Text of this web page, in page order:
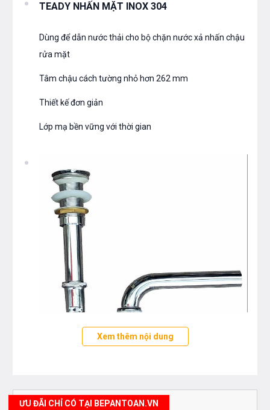
TEADY NHẤN MẶT INOX 304
Dùng để dẫn nước thải cho bộ chặn nước xả nhấn chậu
rửa mặt
Tâm chậu cách tường nhỏ hơn 262 mm
Thiết kế đơn giản
Lớp mạ bền vững với thời gian
Bạn quan tâm tới những sản phẩm thiết bị phòng tắm
và thiết bị nhà bếp vui lòng liên hệ với chúng tôi theo
Xem thêm nội dung
ƯU ĐÃI CHỈ CÓ TẠI BEPANTOAN.VN